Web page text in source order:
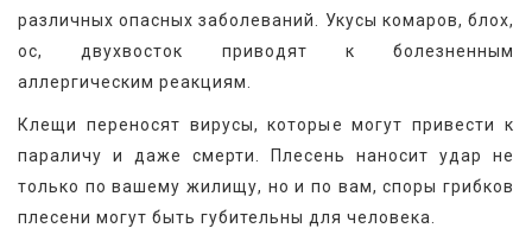
различных опасных заболеваний. Укусы комаров, блох,
ос, двухвосток приводят к болезненным
аллергическим реакциям.
Клещи переносят вирусы, которые могут привести к
параличу и даже смерти. Плесень наносит удар не
только по вашему жилищу, но и по вам, споры грибков
плесени могут быть губительны для человека.